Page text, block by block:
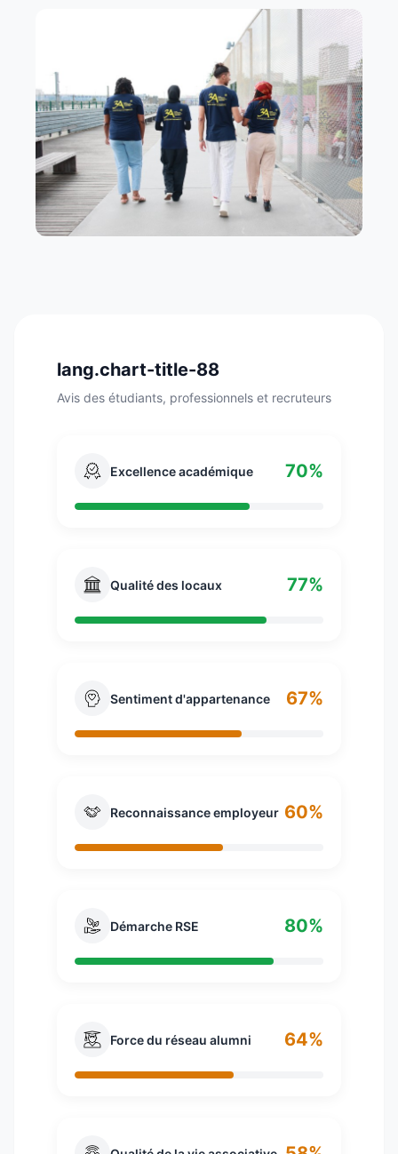
lang.chart-title-88
Avis des étudiants, professionnels et recruteurs
Excellence académique 70%
Qualité des locaux 77%
Sentiment d'appartenance 67%
Reconnaissance employeur 60%
Démarche RSE 80%
Force du réseau alumni 64%